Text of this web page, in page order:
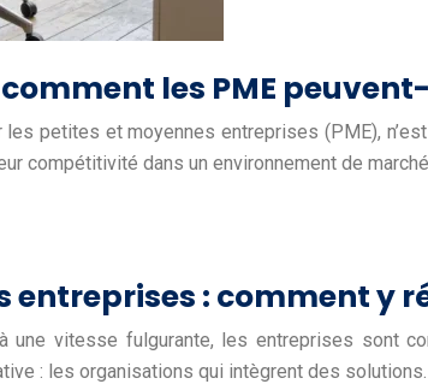
les PME
petites et moyennes entreprises (PME),
compétitivité dans un environnement de
entreprises : comment y
une vitesse fulgurante, les entreprises sont
: les organisations qui intègrent des